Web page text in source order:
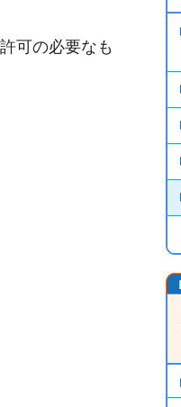
可の必要なも